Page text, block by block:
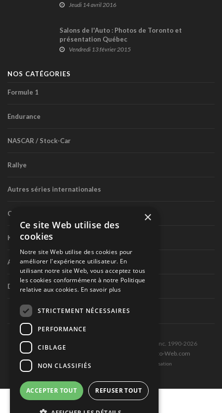
Jeudi 14 avril 2016
Salons de l'Auto : Photos de Toronto et
présentation Québec
Vendredi 13 février 2015
NOS CATÉGORIES
Formule 1
Endurance
NASCAR / Stock-Car
Rallye
Autres séries internationales
Circuit routier canadien
Karting
Autres séries nationales
Divers
Tous droits réservés © Les Éditions Pole-Position inc. 1990-2026
Ce site est produit et hébergé par Montréal-Photo-Web.com
Politique de confidentialité et Conditions d’utilisation
×
Ce site Web utilise des
cookies
Notre site Web utilise des cookies pour
améliorer l'expérience utilisateur. En
utilisant notre site Web, vous acceptez tous
les cookies conformément à notre Politique
relative aux cookies. En savoir plus
STRICTEMENT NÉCESSAIRES
PERFORMANCE
CIBLAGE
NON CLASSIFIÉS
ACCEPTER TOUT REFUSER TOUT